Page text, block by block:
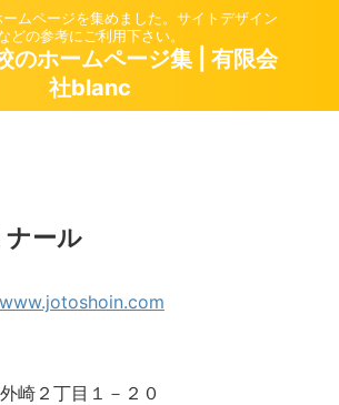
ムページを集めました。サイトデザイン
どの参考にご利用下さい。
のホームページ集 | 有限会
社blanc
ナール
崎２丁目１－２０